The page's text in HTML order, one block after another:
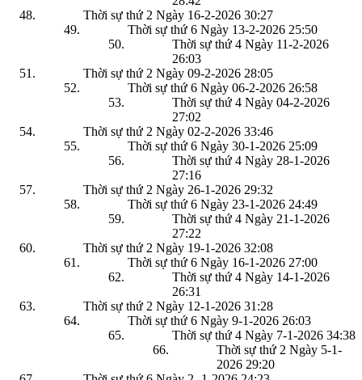
Thời sự thứ 2 Ngày 16-2-2026 30:27
Thời sự thứ 6 Ngày 13-2-2026 25:50
Thời sự thứ 4 Ngày 11-2-2026
26:03
Thời sự thứ 2 Ngày 09-2-2026 28:05
Thời sự thứ 6 Ngày 06-2-2026 26:58
Thời sự thứ 4 Ngày 04-2-2026
27:02
Thời sự thứ 2 Ngày 02-2-2026 33:46
Thời sự thứ 6 Ngày 30-1-2026 25:09
Thời sự thứ 4 Ngày 28-1-2026
27:16
Thời sự thứ 2 Ngày 26-1-2026 29:32
Thời sự thứ 6 Ngày 23-1-2026 24:49
Thời sự thứ 4 Ngày 21-1-2026
27:22
Thời sự thứ 2 Ngày 19-1-2026 32:08
Thời sự thứ 6 Ngày 16-1-2026 27:00
Thời sự thứ 4 Ngày 14-1-2026
26:31
Thời sự thứ 2 Ngày 12-1-2026 31:28
Thời sự thứ 6 Ngày 9-1-2026 26:03
Thời sự thứ 4 Ngày 7-1-2026 34:38
Thời sự thứ 2 Ngày 5-1-
2026 29:20